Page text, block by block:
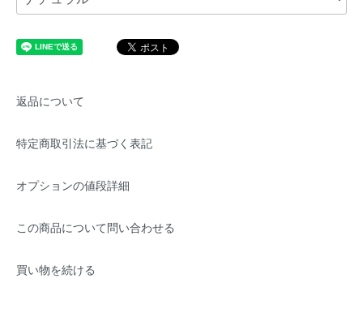
返品について
特定商取引法に基づく表記
オプションの値段詳細
この商品について問い合わせる
買い物を続ける